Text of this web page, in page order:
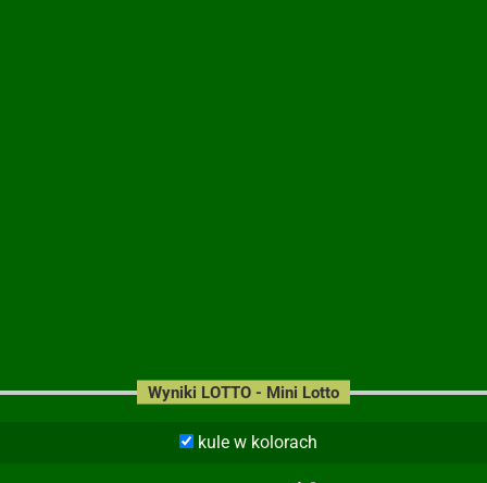
kule w kolorach
Wyniki LOTTO - Mini Lotto